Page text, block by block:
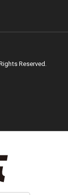
Reserved.